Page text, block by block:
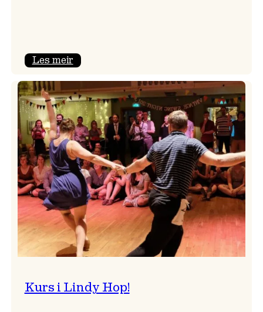
Les meir:
i
Pianissimo
Kurs i Lindy Hop!